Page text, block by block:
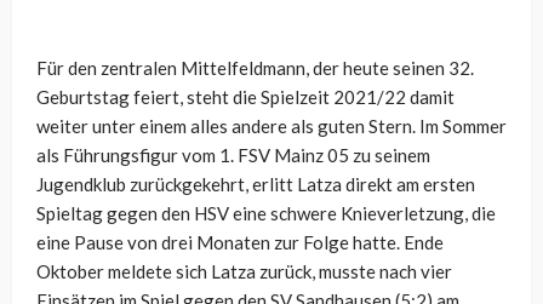
Für den zentralen Mittelfeldmann, der heute seinen 32.
Geburtstag feiert, steht die Spielzeit 2021/22 damit
weiter unter einem alles andere als guten Stern. Im Sommer
als Führungsfigur vom 1. FSV Mainz 05 zu seinem
Jugendklub zurückgekehrt, erlitt Latza direkt am ersten
Spieltag gegen den HSV eine schwere Knieverletzung, die
eine Pause von drei Monaten zur Folge hatte. Ende
Oktober meldete sich Latza zurück, musste nach vier